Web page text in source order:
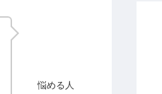
悩める人